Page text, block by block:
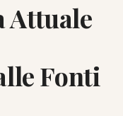
Attuale
Fonti